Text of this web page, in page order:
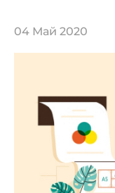
04 Май 2020